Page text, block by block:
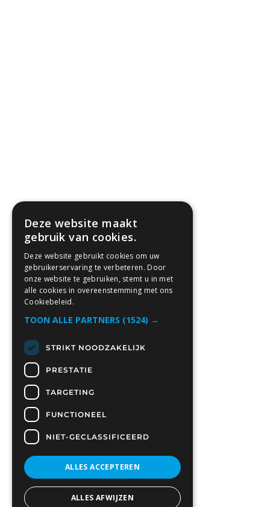
Deze website maakt
gebruik van cookies.
Deze website gebruikt cookies om uw
gebruikerservaring te verbeteren. Door
onze website te gebruiken, stemt u in met
alle cookies in overeenstemming met ons
Cookiebeleid.
TOON ALLE PARTNERS (1524) →
STRIKT NOODZAKELIJK
PRESTATIE
TARGETING
FUNCTIONEEL
NIET-GECLASSIFICEERD
ALLES ACCEPTEREN
ALLES AFWIJZEN